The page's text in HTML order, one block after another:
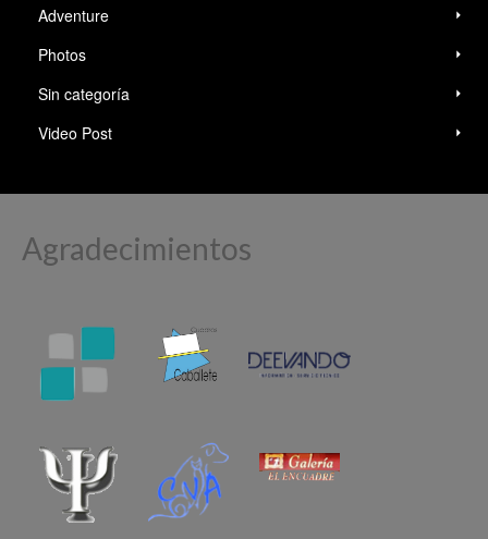
Adventure
Photos
Sin categoría
Video Post
Agradecimientos